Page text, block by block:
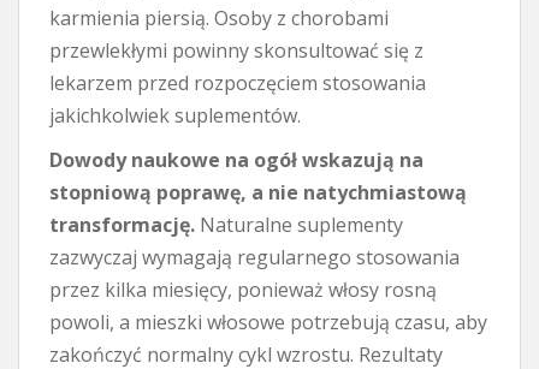
karmienia piersią. Osoby z chorobami
przewlekłymi powinny skonsultować się z
lekarzem przed rozpoczęciem stosowania
jakichkolwiek suplementów.
Dowody naukowe na ogół wskazują na
stopniową poprawę, a nie natychmiastową
transformację. Naturalne suplementy
zazwyczaj wymagają regularnego stosowania
przez kilka miesięcy, ponieważ włosy rosną
powoli, a mieszki włosowe potrzebują czasu, aby
zakończyć normalny cykl wzrostu. Rezultaty